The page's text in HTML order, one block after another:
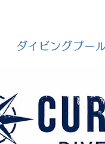
ダイビングプー